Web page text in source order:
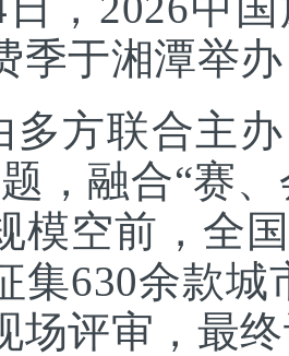
季于湘潭举
方联合主办
，融合“赛
模空前，全
集630余款
场评审，最